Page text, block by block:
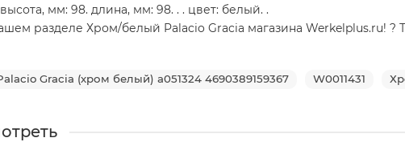
мм: 98. длина, мм: 98. . . цвет: белый. .
разделе Хром/белый Palacio Gracia магазина Werkelplus.ru! ?
Gracia (хром белый) a051324 4690389159367 W0011431